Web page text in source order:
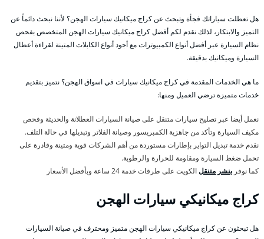
هل تعطلت سياراتك فجأة وتبحث عن كراج ميكانيك سيارات الهجن؟ لأننا نبحث دائماً عن
التميز والابتكار، لذلك نقدم لكم أفضل كراج ميكانيك سيارات الهجن المتخصص بفحص
نظام السيارة عبر أفضل أنواع الكمبيوترات مع أجود أنواع الكابلات المتينة لقراءة أعطال
السيارة وميكانيك بدقيقة.
ما هي الخدمات المقدمة في كراج ميكانيك سيارات في اسواق الهجن؟ نتميز بتقديم
خدمات متميزة ترضي العميل ومنها:
نعمل أيضا عبر تصليح سيارات متنقل على صيانة السيارات العطلانة والحديثة وفحص
مكيف السيارة وتأكد من جاهزية الكمبريسور وصيانة الفلاتر وتبديلها في حالة التلف.
نقدم خدمة تبديل التواير بإطارات مستوردة من أهم الشركات قوية ومتينة وقادرة على
تحمل ضغط السيارة ومقاومة للحرارة والرطوبة.
كما نوفر بنشر متنقلالكويت على طرقات خدمة 24 ساعة وبأفضل الأسعار
كراج ميكانيكي سيارات الهجن
هل تبحثون عن كراج ميكانيكي سيارات الهجن متميز ومحترف في صيانة السيارات